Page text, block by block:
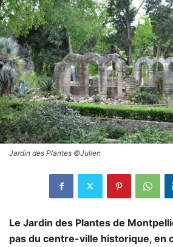
Jardin des Plantes ©Julien
Le Jardin des Plantes de
pas du centre-ville historique, en